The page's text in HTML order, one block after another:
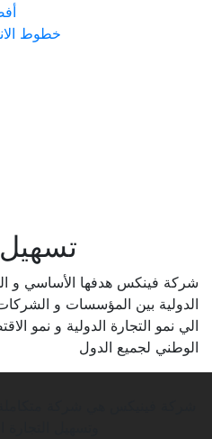
خطوط
تسهيل
الدولية بين المؤسسات و
الي نمو التجارة الدولية و نمو
الوطني لجميع الدول